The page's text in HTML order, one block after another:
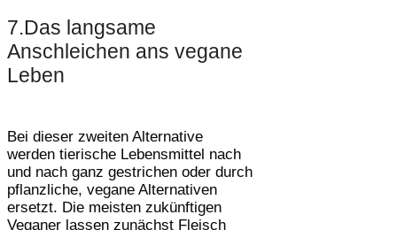
7.Das langsame
Anschleichen ans vegane
Leben
Bei dieser zweiten Alternative
werden tierische Lebensmittel nach
und nach ganz gestrichen oder durch
pflanzliche, vegane Alternativen
ersetzt. Die meisten zukünftigen
Veganer lassen zunächst Fleisch